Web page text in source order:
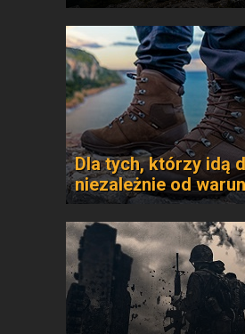
Dla tych, którzy idą
niezależnie od